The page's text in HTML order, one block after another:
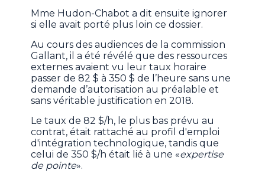
Mme Hudon-Chabot a dit ensuite ignorer
si elle avait porté plus loin ce dossier.
Au cours des audiences de la commission
Gallant, il a été révélé que des ressources
externes avaient vu leur taux horaire
passer de 82 $ à 350 $ de l’heure sans une
demande d’autorisation au préalable et
sans véritable justification en 2018.
Le taux de 82 $/h, le plus bas prévu au
contrat, était rattaché au profil d'emploi
d'intégration technologique, tandis que
celui de 350 $/h était lié à une «expertise
de pointe».